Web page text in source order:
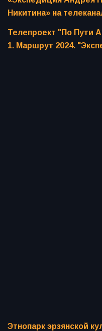
Никитина» на
Телепроект "По Пути
1. Маршрут 2024.
Этнопарк эрзянской